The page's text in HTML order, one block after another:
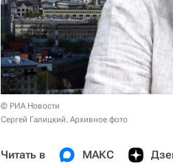
© РИА Новости
Сергей Галицкий. Архивное фото
Читать в МАКС